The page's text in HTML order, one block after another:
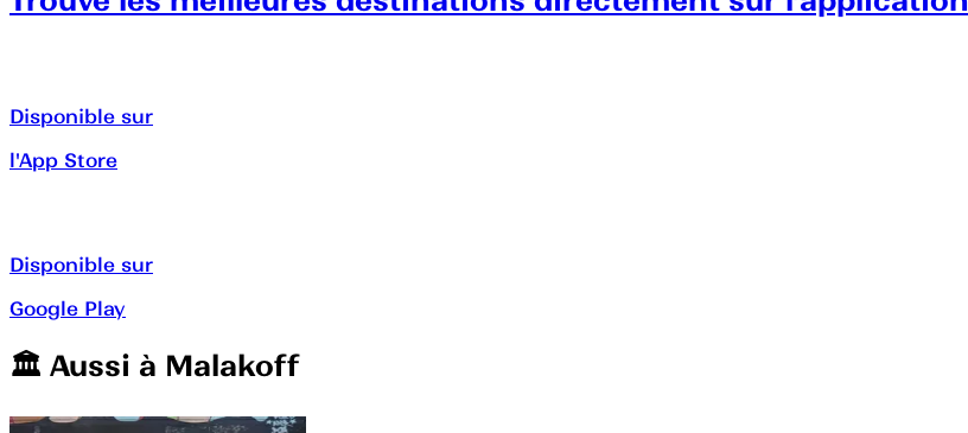
Disponible sur
l'App Store
Disponible sur
Google Play
🏛️️ Aussi à Malakoff